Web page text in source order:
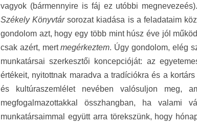
vagyok (bármennyire is fáj ez utóbbi
Székely Könyvtársorozat kiadása is a feladataim
gondolom azt, hogy egy több mint húsz éve jól
csak azért, mertmegérkeztem. Úgy gondolom, elég
munkatársai szerkesztői koncepcióját: az
értékeit, nyitottnak maradva a tradíciókra és a
és kultúraszemlélet nevében valósuljon meg,
megfogalmazottakkal összhangban, ha
munkatársaimmal együtt arra törekszünk, hogy